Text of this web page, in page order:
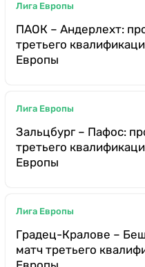
Лига Европы
ПАОК – Андерлехт:
третьего
Европы
Лига Европы
Зальцбург – Пафос:
третьего
Европы
Лига Европы
Градец-Кралове –
матч третьего